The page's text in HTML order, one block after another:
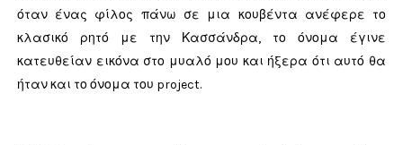
όταν ένας φίλος πάνω σε μια κουβέντα ανέφερε το
κλασικό ρητό με την Κασσάνδρα, το όνομα έγινε
κατευθείαν εικόνα στο μυαλό μου και ήξερα ότι αυτό θα
ήταν και το όνομα του project.